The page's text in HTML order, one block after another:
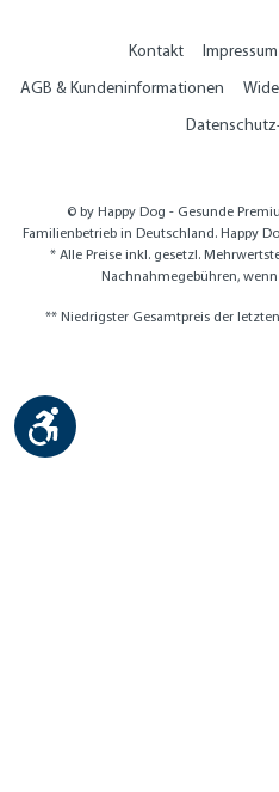
Kontakt Impressum
AGB & Kundeninformationen
© by Happy Dog - Gesunde
Familienbetrieb in Deutschland. Happy
* Alle Preise inkl. gesetzl.
Nachnahmegebühren,
** Niedrigster Gesamtpreis der
Werkzeugleiste anzeigen